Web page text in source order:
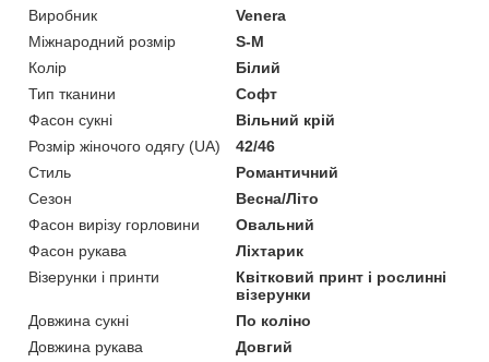
Виробник
Venera
Міжнародний розмір
S-M
Колір
Білий
Тип тканини
Софт
Фасон сукні
Вільний крій
Розмір жіночого одягу (UA)
42/46
Стиль
Романтичний
Сезон
Весна/Літо
Фасон вирізу горловини
Овальний
Фасон рукава
Ліхтарик
Візерунки і принти
Квітковий принт і рослинні
візерунки
Довжина сукні
По коліно
Довжина рукава
Довгий